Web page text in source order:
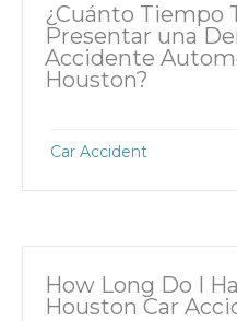
¿Cuánto Tiempo
Presentar una
Accidente
Houston?
Car Accident
How Long Do I
Houston Car